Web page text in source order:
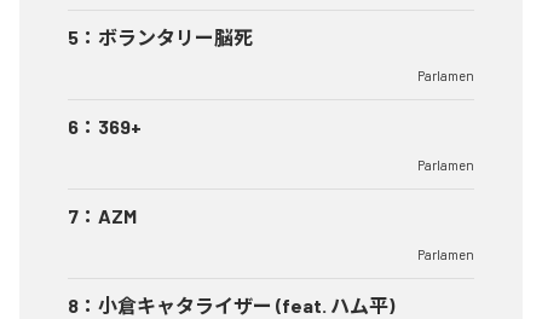
5 ： ボランタリー脳死
Parlamen
6 ： 369+
Parlamen
7 ： AZM
Parlamen
8 ： 小倉キャタライザー (feat. ハム平)